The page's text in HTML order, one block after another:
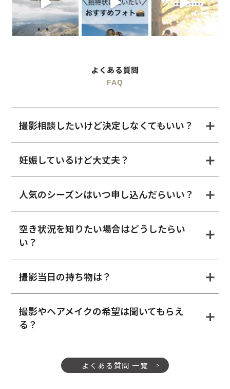
よくある質問
FAQ
撮影相談したいけど決定しなくてもいい？
妊娠しているけど大丈夫？
人気のシーズンはいつ申し込んだらいい？
空き状況を知りたい場合はどうしたらい
い？
撮影当日の持ち物は？
撮影やヘアメイクの希望は聞いてもらえ
る？
よくある質問 一覧